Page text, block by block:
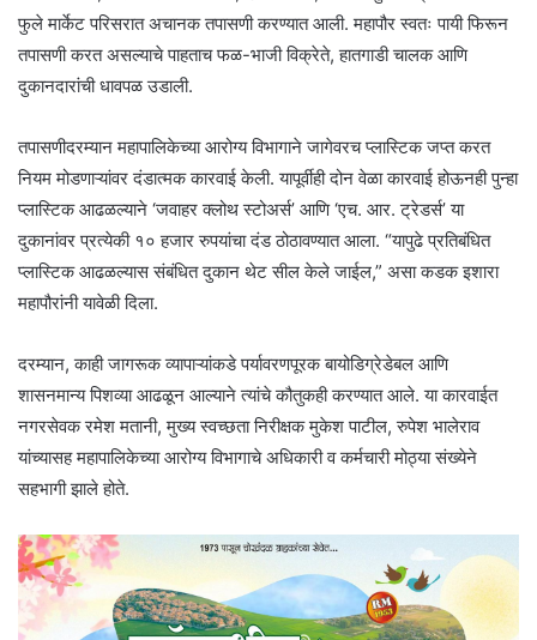
फुले मार्केट परिसरात अचानक तपासणी करण्यात आली. महापौर स्वतः पायी फिरून
तपासणी करत असल्याचे पाहताच फळ-भाजी विक्रेते, हातगाडी चालक आणि
दुकानदारांची धावपळ उडाली.
​तपासणीदरम्यान महापालिकेच्या आरोग्य विभागाने जागेवरच प्लास्टिक जप्त करत
नियम मोडणाऱ्यांवर दंडात्मक कारवाई केली. यापूर्वीही दोन वेळा कारवाई होऊनही पुन्हा
प्लास्टिक आढळल्याने ‘जवाहर क्लोथ स्टोअर्स’ आणि ‘एच. आर. ट्रेडर्स’ या
दुकानांवर प्रत्येकी १० हजार रुपयांचा दंड ठोठावण्यात आला. “यापुढे प्रतिबंधित
प्लास्टिक आढळल्यास संबंधित दुकान थेट सील केले जाईल,” असा कडक इशारा
महापौरांनी यावेळी दिला.
​दरम्यान, काही जागरूक व्यापाऱ्यांकडे पर्यावरणपूरक बायोडिग्रेडेबल आणि
शासनमान्य पिशव्या आढळून आल्याने त्यांचे कौतुकही करण्यात आले. या कारवाईत
नगरसेवक रमेश मतानी, मुख्य स्वच्छता निरीक्षक मुकेश पाटील, रुपेश भालेराव
यांच्यासह महापालिकेच्या आरोग्य विभागाचे अधिकारी व कर्मचारी मोठ्या संख्येने
सहभागी झाले होते.